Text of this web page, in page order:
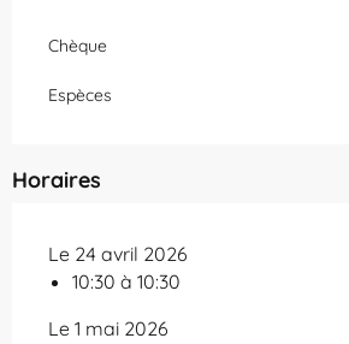
Chèque
Espèces
Horaires
Le 24 avril 2026
10:30 à 10:30
Le 1 mai 2026